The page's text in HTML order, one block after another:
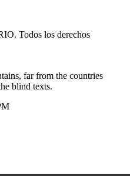
Todos los derechos
far from the countries
blind texts.